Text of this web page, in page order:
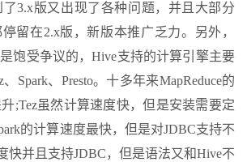
3.x版又出现了各种问题，并且大部分
留在2.x版，新版本推广乏力。另外，
饱受争议的，Hive支持的计算引擎主要
、Spark、Presto。十多年来MapReduce的
;Tez虽然计算速度快，但是安装需要定
的计算速度最快，但是对JDBC支持不
快并且支持JDBC，但是语法又和Hive不